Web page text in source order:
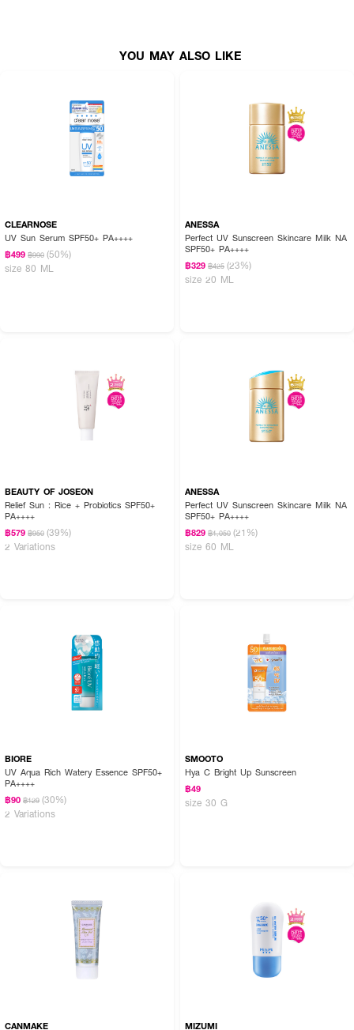
YOU MAY ALSO LIKE
CLEARNOSE
UV Sun Serum SPF50+ PA++++
฿499 ฿990 (50%)
size 80 ML
ANESSA
Perfect UV Sunscreen Skincare Milk NA
SPF50+ PA++++
฿329 ฿425 (23%)
size 20 ML
BEAUTY OF JOSEON
Relief Sun : Rice + Probiotics SPF50+
PA++++
฿579 ฿950 (39%)
2 Variations
ANESSA
Perfect UV Sunscreen Skincare Milk NA
SPF50+ PA++++
฿829 ฿1,050 (21%)
size 60 ML
BIORE
UV Aqua Rich Watery Essence SPF50+
PA++++
฿90 ฿129 (30%)
2 Variations
SMOOTO
Hya C Bright Up Sunscreen
฿49
size 30 G
CANMAKE MIZUMI